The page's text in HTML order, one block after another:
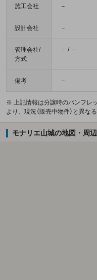
施工会社 －
設計会社 －
管理会社/
方式
－ / －
備考 －
※ 上記情報は分譲時のパンフレ
より、現況（販売中物件）と異な
モナリエ山城の地図・周